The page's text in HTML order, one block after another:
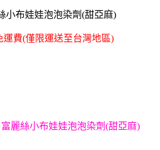
小布娃娃泡泡染劑(甜亞麻)
費(僅限運送至台灣地區)
富麗絲小布娃娃泡泡染劑(甜亞麻)